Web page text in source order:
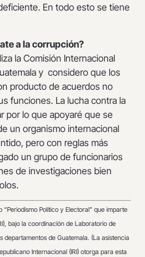
En todo esto se tiene
a la corrupción?
la Comisión Internacional
y considero que los
producto de acuerdos no
funciones. La lucha contra la
por lo que apoyaré que se
un organismo internacional
pero con reglas más
un grupo de funcionarios
de investigaciones bien
Político y Electoral” que imparte
bajo la coordinación de Laboratorio de
departamentos de Guatemala. (La asistencia
Internacional (IRI) otorga para esta